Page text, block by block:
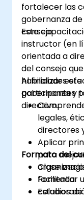
fortalecer las
gobernanza
consejo.
Esta
instructor (en
orientada a
del consejo
habilidades
gobernanza y
directivo.
Al finalizar
participantes
legales,
directores
Aplicar
para
Fomentar
Formato del
Clase
facilitada.
Estudios